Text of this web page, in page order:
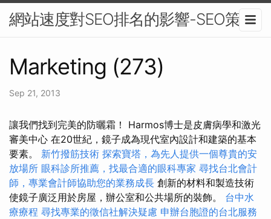
網站速度對SEO排名的影響-SEO策略
Marketing (273)
Sep 21, 2013
讓我們找到完美的防曬霜！ Harmos博士是皮膚病學和激光
審美中心 在20世紀，鏡子成為現代室內設計和建築的基本
要素。 新竹撥筋技術 探索寶塔，為先人提供一個尊貴的安
放場所 眼科診所推薦，找最合適的眼科專家 尋找台北會計
師，專業會計師協助您的業務成長 創新的材料和製造技術
使鏡子廣泛用於房屋，辦公室和公共場所的裝飾。 台中水
療療程 尋找專業的徵信社解決疑慮 申辦台胞證的台北服務